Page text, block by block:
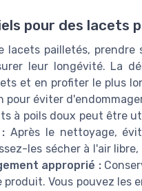
pour des lacets
lacets pailletés,
leur longévité. La
et en profiter le plus
pour éviter
à poils doux peut être
Après le nettoyage,
les sécher à l'air
approprié :
Vous pouvez les